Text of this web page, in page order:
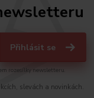
Přihlásit se
rozesílky newsletteru.
slevách a novinkách.